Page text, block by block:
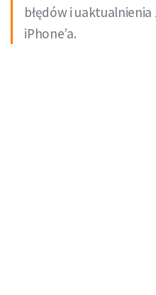
błędów i
iPhone’a.